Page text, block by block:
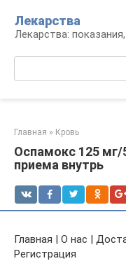
контенту
Лекарства
Лекарства:
Главная » Кровь
Оспамокс 125
приема внутрь
Главная | О нас |
Регистрация